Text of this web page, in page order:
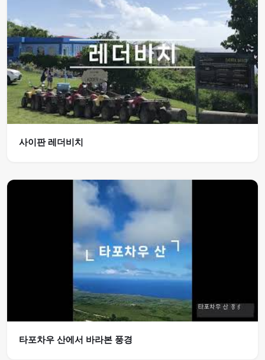
사이판 레더비치
타포차우 산에서 바라본 풍경